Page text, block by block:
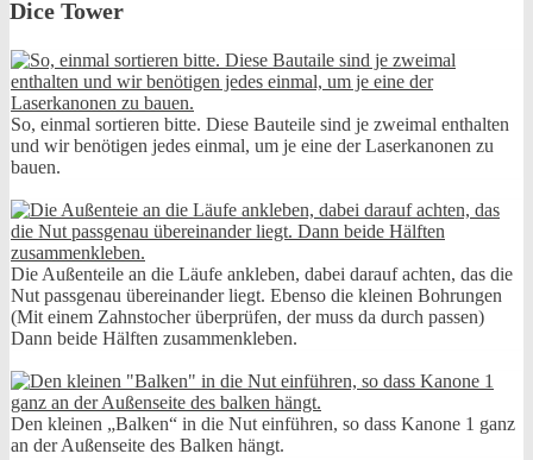
Dice Tower
So, einmal sortieren bitte. Diese Bauteile sind je zweimal enthalten
und wir benötigen jedes einmal, um je eine der Laserkanonen zu
bauen.
Die Außenteile an die Läufe ankleben, dabei darauf achten, das die
Nut passgenau übereinander liegt. Ebenso die kleinen Bohrungen
(Mit einem Zahnstocher überprüfen, der muss da durch passen)
Dann beide Hälften zusammenkleben.
Den kleinen „Balken“ in die Nut einführen, so dass Kanone 1 ganz
an der Außenseite des Balken hängt.